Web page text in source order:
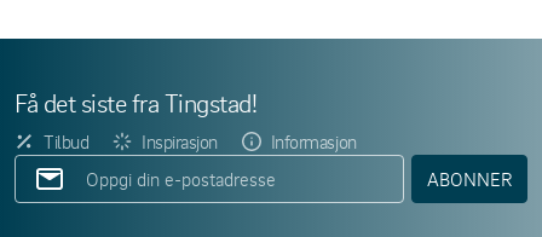
Få det siste fra Tingstad!
Tilbud Inspirasjon
Informasjon
ABONNER